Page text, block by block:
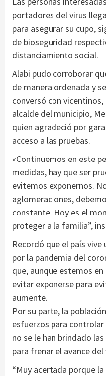
portadores del virus
para asegurar su cupo,
de bioseguridad
distanciamiento social.
Alabi pudo corroborar
de manera ordenada y
conversó con
alcalde del municipio,
quien agradeció por
acceso a las pruebas.
«Continuemos en este
medidas, hay que ser
evitemos exponernos.
aglomeraciones,
constante. Hoy es el
proteger a la familia”,
Recordó que el país vive
por la pandemia del
que, aunque estemos
evitar exponerse para
aumente.
Por su parte, la
esfuerzos para
no se le han brindado
para frenar el avance del
“Muy acertada porque